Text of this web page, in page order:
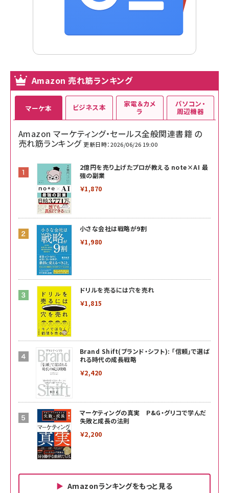
Amazon 売れ筋ランキング
マーケ本
Amazon マーケティング・セールス全般関連書籍 の
売れ筋ランキング 更新日時：2026/06/26 19:00
2億円を売り上げたプロが教える note×AI 最
強の副業
￥1,870
小さな会社は戦略が9割
￥1,980
ドリルを売るには穴を売れ
￥1,815
Brand Shift(ブランド・シフト): 「信頼」で選ば
れる時代の成長戦略
￥2,420
マーケティングの真実 P&G・グリコで学んだ
失敗と成長の法則
￥2,200
Amazonランキングをもっと見る
ビジネス本 家電＆カメ
ラ
パソコン・
周辺機器